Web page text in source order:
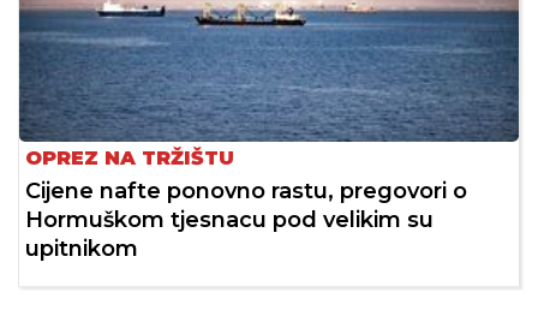
OPREZ NA TRŽIŠTU
Cijene nafte ponovno rastu, pregovori o
Hormuškom tjesnacu pod velikim su
upitnikom